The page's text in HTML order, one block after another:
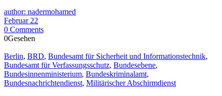
author: nadermohamed
Februar 22
0 Comments
0Gesehen
Berlin, BRD, Bundesamt für Sicherheit und Informationstechnik,
Bundesamt für Verfassungsschutz, Bundesebene,
Bundesinnenministerium, Bundeskriminalamt,
Bundesnachrichtendienst, Militärischer Abschirmdienst